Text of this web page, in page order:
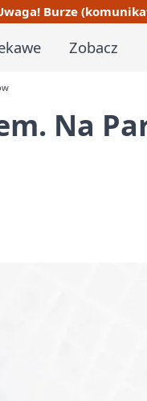
Burze
Zobacz
Na